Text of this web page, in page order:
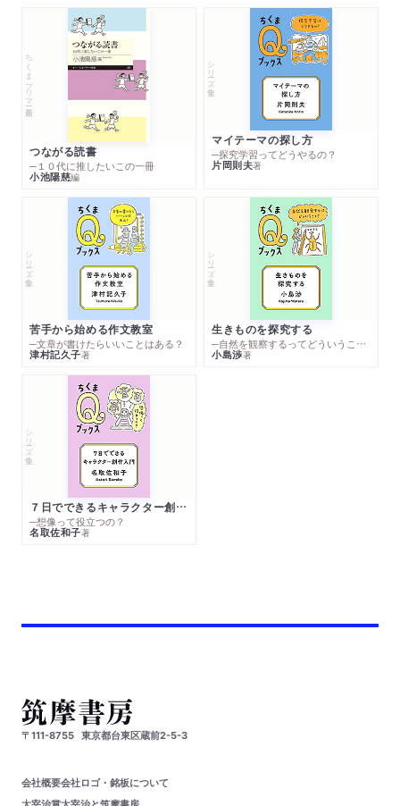
ちくまプリマー新書
つながる読書
─１０代に推したいこの一冊
小池陽慈編
シリーズ・全集
マイテーマの探し方
─探究学習ってどうやるの？
片岡則夫著
シリーズ・全集
苦手から始める作文教室
─文章が書けたらいいことはある？
津村記久子著
シリーズ・全集
生きものを探究する
─自然を観察するってどういうこと？
小島渉著
シリーズ・全集
７日でできるキャラクター創作入門
─想像って役立つの？
名取佐和子著
〒111-8755 東京都台東区蔵前2-5-3
会社概要会社ロゴ・銘板について